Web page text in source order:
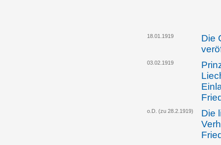
18.01.1919
Die
03.02.1919
o.D. (zu 28.2.1919)
Die